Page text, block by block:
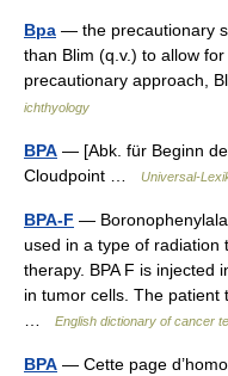
Bpa — the precautionary
than Blim (q.v.) to allow
precautionary approach,
ichthyology
BPA — [Abk. für Beginn
Cloudpoint …
Universal-
BPA-F —
used in a type of radiation
therapy. BPA F is injected
in tumor cells. The patient
English dictionary of cancer
BPA — Cette page